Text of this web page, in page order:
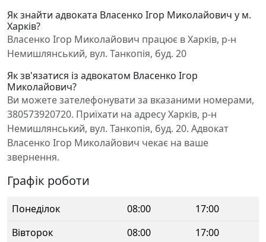
Як знайти адвоката Власенко Ігор Миколайович у м.
Харків?
Власенко Ігор Миколайович працює в Харків, р-н
Немишлянський, вул. Танкопія, буд. 20
Як зв'язатися із адвокатом Власенко Ігор
Миколайович?
Ви можете зателефонувати за вказаними номерами,
380573920720. Приїхати на адресу Харків, р-н
Немишлянський, вул. Танкопія, буд. 20. Адвокат
Власенко Ігор Миколайович чекає на ваше
звернення.
Графік роботи
Понеділок 08:00
17:00
Вівторок
08:00
17:00